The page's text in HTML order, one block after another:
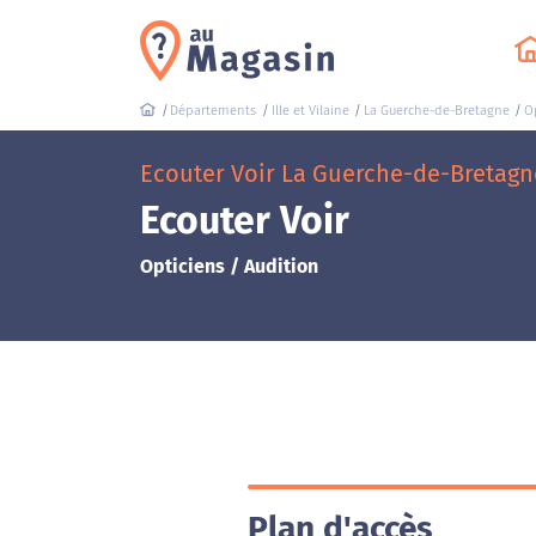
Départements Ille et Vilaine La Guerche-de-Bretagne
Ecouter Voir La Guerche-de-
Ecouter Voir
Opticiens / Audition